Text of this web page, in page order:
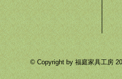
© Copyright by 福庭家具工房